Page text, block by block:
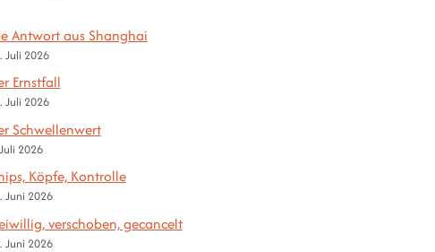
Antwort aus Shanghai
Juli 2026
Ernstfall
Juli 2026
Schwellenwert
2026
Köpfe, Kontrolle
Juni 2026
verschoben, gecancelt
Juni 2026